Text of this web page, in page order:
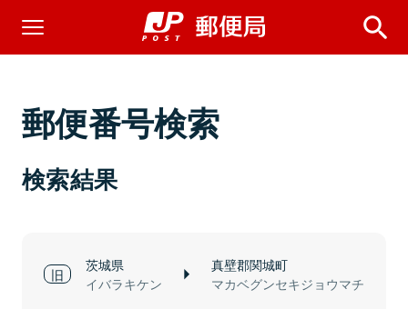
郵便番号検索
検索結果
茨城県
イバラキケン
真壁郡関城町
マカベグンセキジョウマチ